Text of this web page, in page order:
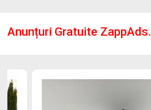
Anunțuri Gratuite